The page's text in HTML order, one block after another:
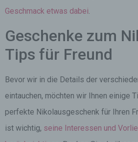
Geschmack etwas dabei.
Geschenke zum
Tips für Freund
Bevor wir in die Details der
eintauchen, möchten wir Ihnen einige
perfekte Nikolausgeschenk für Ihren
ist wichtig, seine Interessen und